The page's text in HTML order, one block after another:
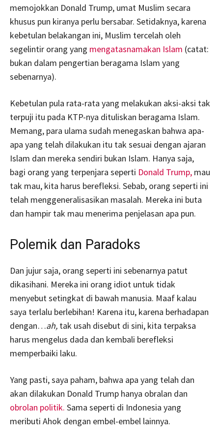
memojokkan Donald Trump, umat Muslim secara
khusus pun kiranya perlu bersabar. Setidaknya, karena
kebetulan belakangan ini, Muslim tercelah oleh
segelintir orang yang mengatasnamakan Islam (catat:
bukan dalam pengertian beragama Islam yang
sebenarnya).
Kebetulan pula rata-rata yang melakukan aksi-aksi tak
terpuji itu pada KTP-nya dituliskan beragama Islam.
Memang, para ulama sudah menegaskan bahwa apa-
apa yang telah dilakukan itu tak sesuai dengan ajaran
Islam dan mereka sendiri bukan Islam. Hanya saja,
bagi orang yang terpenjara seperti Donald Trump, mau
tak mau, kita harus berefleksi. Sebab, orang seperti ini
telah menggeneralisasikan masalah. Mereka ini buta
dan hampir tak mau menerima penjelasan apa pun.
Polemik dan Paradoks
Dan jujur saja, orang seperti ini sebenarnya patut
dikasihani. Mereka ini orang idiot untuk tidak
menyebut setingkat di bawah manusia. Maaf kalau
saya terlalu berlebihan! Karena itu, karena berhadapan
dengan…ah, tak usah disebut di sini, kita terpaksa
harus mengelus dada dan kembali berefleksi
memperbaiki laku.
Yang pasti, saya paham, bahwa apa yang telah dan
akan dilakukan Donald Trump hanya obralan dan
obrolan politik. Sama seperti di Indonesia yang
meributi Ahok dengan embel-embel lainnya.